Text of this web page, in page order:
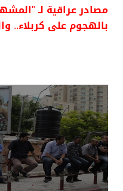
مصادر عراقية لـ
بالهجوم على كربلاء..